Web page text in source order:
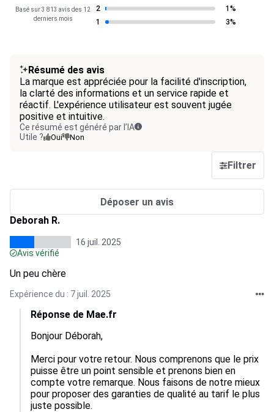
Basé sur 3 813 avis des 12
derniers mois
2
1%
1
3%
Résumé des avis
La marque est appréciée pour la facilité d'inscription,
la clarté des informations et un service rapide et
réactif. L'expérience utilisateur est souvent jugée
positive et intuitive.
Ce résumé est généré par l’IA
Utile ?
Oui Non
Filtrer
Déposer un avis
Deborah R.
16 juil. 2025
Avis vérifié
Un peu chère
Expérience du : 7 juil. 2025
Réponse de Mae.fr
Bonjour Déborah,
Merci pour votre retour. Nous comprenons que le prix
puisse être un point sensible et prenons bien en
compte votre remarque. Nous faisons de notre mieux
pour proposer des garanties de qualité au tarif le plus
juste possible.